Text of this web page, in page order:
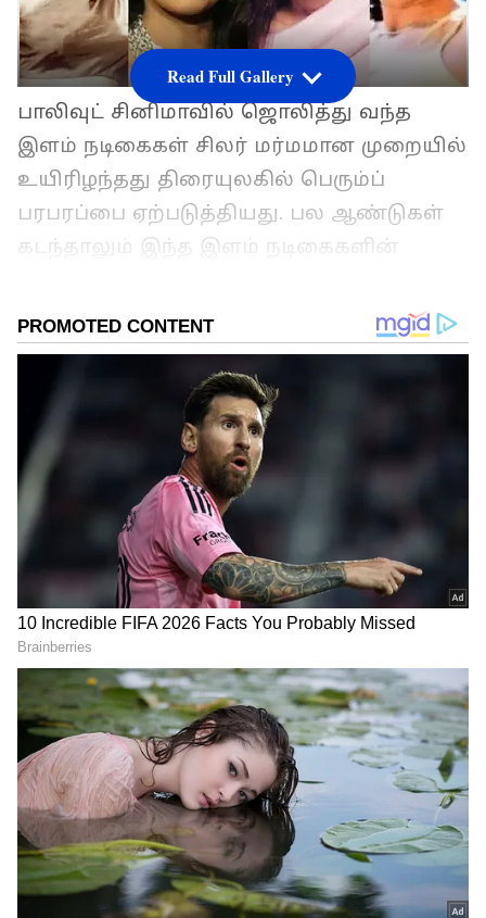
பாலிவுட் சினிமாவில் ஜொலித்து வந்த
இளம் நடிகைகள் சிலர் மர்மமான முறையில்
உயிரிழந்தது திரையுலகில் பெரும்ப்
பரபரப்பை ஏற்படுத்தியது. பல ஆண்டுகள்
கடந்தாலும் இந்த இளம் நடிகைகளின்
மர்மமாகவே இருக்கிறது. அந்த வகையில்
இளம் வயதிலேயே மர்மமான முறையில்
மரணமடைந்த நடிகைகள் குறித்து இந்த
பதிவில் பார்க்கலாம்.
ஏசியாநெட் தமிழ்-ஐ உங்கள் முதன்மைத்
தேர்வாக்குங்கள்
Read Full Gallery